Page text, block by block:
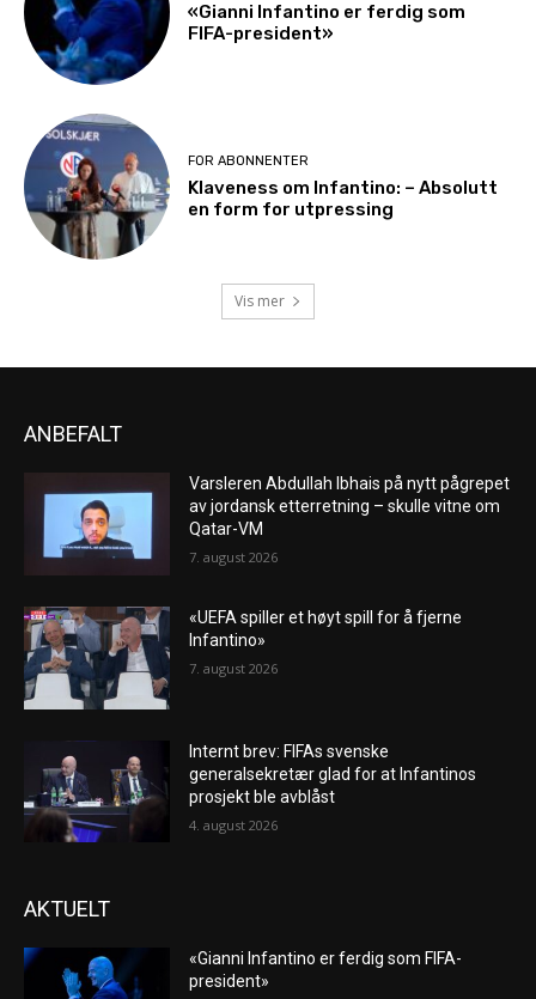
«Gianni Infantino er ferdig som
FIFA-president»
FOR ABONNENTER
Klaveness om Infantino: – Absolutt
en form for utpressing
Vis mer
ANBEFALT
Varsleren Abdullah Ibhais på nytt pågrepet
av jordansk etterretning – skulle vitne om
Qatar-VM
7. august 2026
«UEFA spiller et høyt spill for å fjerne
Infantino»
7. august 2026
Internt brev: FIFAs svenske
generalsekretær glad for at Infantinos
prosjekt ble avblåst
4. august 2026
AKTUELT
«Gianni Infantino er ferdig som FIFA-
president»